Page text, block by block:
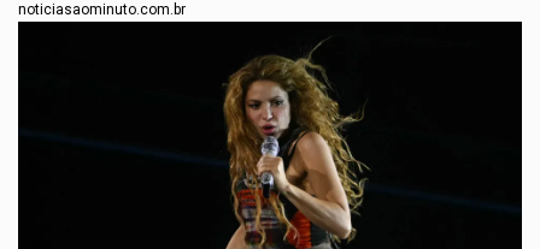
noticiasaominuto.com.br